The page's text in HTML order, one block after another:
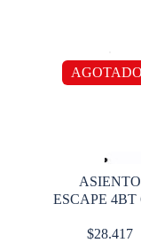
AGOTADO
ASIENTO
ESCAPE 4BT
$28.417